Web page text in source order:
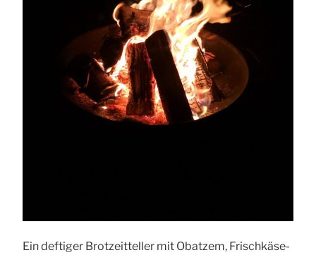
Ein deftiger Brotzeitteller mit Obatzem, Frischkäse-